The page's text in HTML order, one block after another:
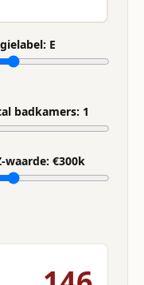
E
badkamers: 1
waarde: €300k